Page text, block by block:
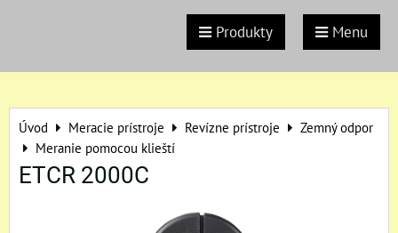
Produkty Menu
Úvod Meracie prístroje Revízne prístroje
Zemný odpor
Meranie pomocou klieští
ETCR 2000C